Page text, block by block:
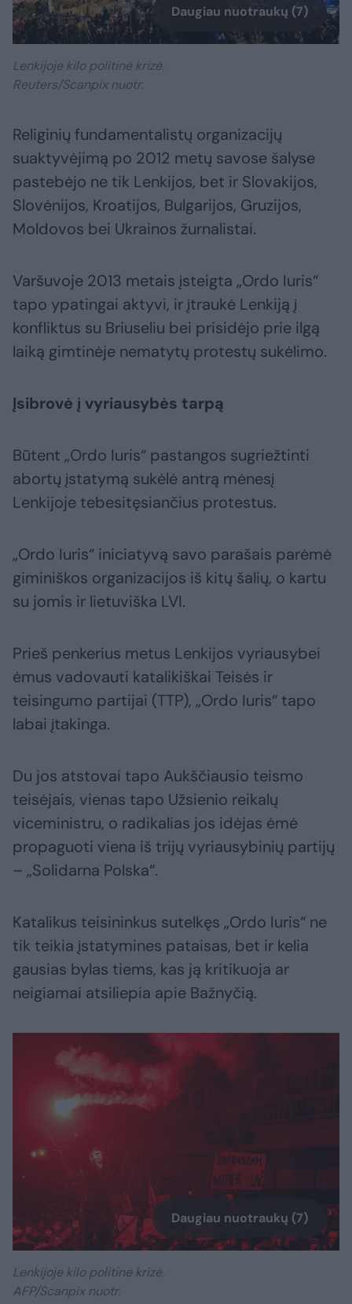
Daugiau nuotraukų (7)
Lenkijoje kilo politinė krizė.
Reuters/Scanpix nuotr.
Religinių fundamentalistų organizacijų
suaktyvėjimą po 2012 metų savose šalyse
pastebėjo ne tik Lenkijos, bet ir Slovakijos,
Slovėnijos, Kroatijos, Bulgarijos, Gruzijos,
Moldovos bei Ukrainos žurnalistai.
Varšuvoje 2013 metais įsteigta „Ordo Iuris“
tapo ypatingai aktyvi, ir įtraukė Lenkiją į
konfliktus su Briuseliu bei prisidėjo prie ilgą
laiką gimtinėje nematytų protestų sukėlimo.
Įsibrovė į vyriausybės tarpą
Būtent „Ordo Iuris“ pastangos sugriežtinti
abortų įstatymą sukėlė antrą mėnesį
Lenkijoje tebesitęsiančius protestus.
„Ordo Iuris“ iniciatyvą savo parašais parėmė
giminiškos organizacijos iš kitų šalių, o kartu
su jomis ir lietuviška LVI.
Prieš penkerius metus Lenkijos vyriausybei
ėmus vadovauti katalikiškai Teisės ir
teisingumo partijai (TTP), „Ordo Iuris“ tapo
labai įtakinga.
Du jos atstovai tapo Aukščiausio teismo
teisėjais, vienas tapo Užsienio reikalų
viceministru, o radikalias jos idėjas ėmė
propaguoti viena iš trijų vyriausybinių partijų
– „Solidarna Polska“.
Katalikus teisininkus sutelkęs „Ordo Iuris“ ne
tik teikia įstatymines pataisas, bet ir kelia
gausias bylas tiems, kas ją kritikuoja ar
neigiamai atsiliepia apie Bažnyčią.
Daugiau nuotraukų (7)
Lenkijoje kilo politinė krizė.
AFP/Scanpix nuotr.